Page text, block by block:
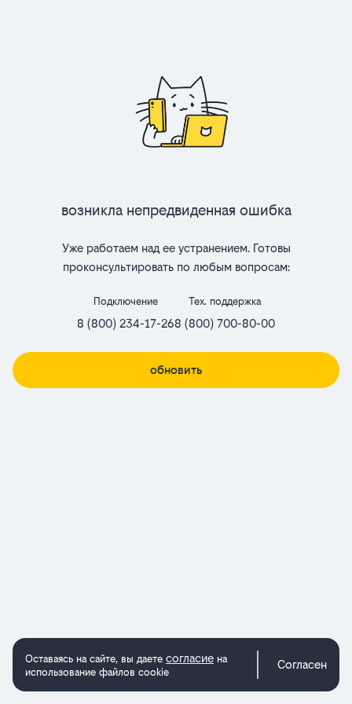
Возникла непредвиденная ошибка
Уже работаем над ее устранением. Готовы
проконсультировать по любым вопросам:
Подключение
8 (800) 234-17-26
Тех. поддержка
8 (800) 700-80-00
обновить
Оставаясь на сайте, вы даете согласие на
использование файлов cookie
Согласен